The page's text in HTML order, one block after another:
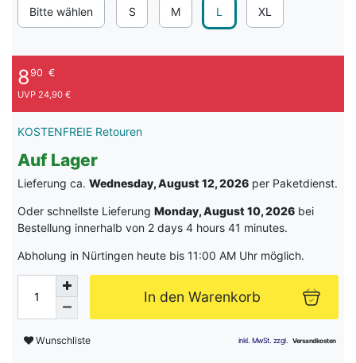
Bitte wählen S M L XL
890 €
UVP 24,90 €
KOSTENFREIE Retouren
Auf Lager
Lieferung ca. Wednesday, August 12, 2026 per Paketdienst.
Oder schnellste Lieferung Monday, August 10, 2026 bei
Bestellung innerhalb von 2 days 4 hours 41 minutes.
Abholung in Nürtingen heute bis 11:00 AM Uhr möglich.
In den Warenkorb
Wunschliste